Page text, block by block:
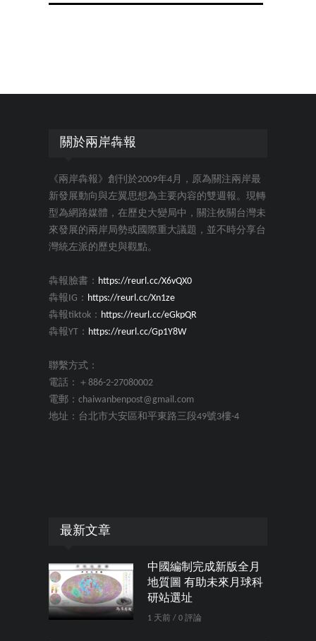
關於兩岸犇報
《兩岸犇報》創刊於2009年4月，原為關注兩岸最
新發展動向與左翼思想為主要內容的雙週報。現轉
型為網路媒體，在歷史大變局中，關注攸關台灣未
來發展的兩岸局勢或國際重大議題，並不時分享台
灣統左派的歷史與觀點。
犇報臉書： https://reurl.cc/X6vQX0
犇報IG： https://reurl.cc/Xn1ze
犇報tiktok： https://reurl.cc/eGkpQR
犇報YT： https://reurl.cc/Gp1Y8W
聯繫方式：
電話：＋886-2-27080002
電郵：chaiwanbenpost@gmail.com
地址：台北市大安區和平東路三段49號3樓-4
最新文章
中國編制完成新版全月
地質圖 有助未來月球科
研站選址
1 天前 / 0 評論